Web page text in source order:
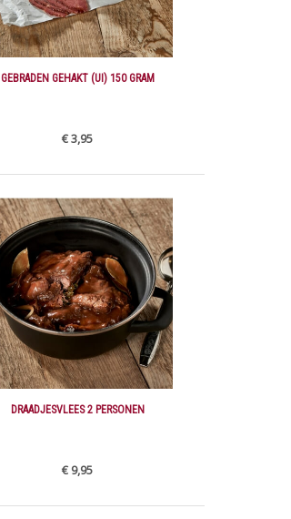
GEBRADEN GEHAKT (UI) 150 GRAM
€ 3,95
DRAADJESVLEES 2 PERSONEN
€ 9,95